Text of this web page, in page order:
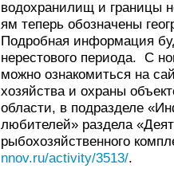
водохранилищ и границы
ям теперь обозначены
Подробная информация
нерестового периода. С
можно ознакомиться на
хозяйства и охраны
области, в подразделе
любителей» раздела
рыбохозяйственного
nnov.ru/activity/3513/.